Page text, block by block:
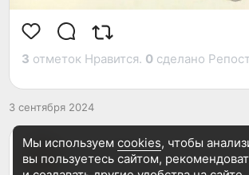
3 отметок Нравится. 0 сделано
3 сентября 2024
Елена Минина
1 год назад
Мы используем cookies, чтобы
вы пользуетесь сайтом,